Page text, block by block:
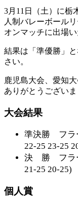
3月11日（土）に栃
人制バレーボール
オンマッチに出場い
結果は「準優勝」
さい。
鹿児島大会、愛知
ありがとうございま
大会結果
準決勝 フラ
22-25 23-25
決 勝 フラ
21-25 20-25)
個人賞